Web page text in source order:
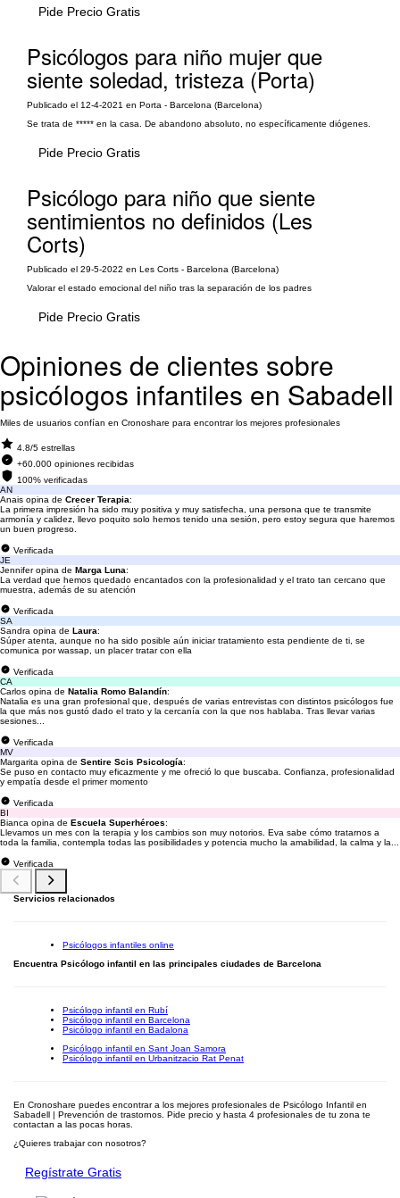
Pide Precio Gratis
Psicólogos para niño mujer que
siente soledad, tristeza (Porta)
Publicado el 12-4-2021 en Porta - Barcelona (Barcelona)
Se trata de ***** en la casa. De abandono absoluto, no específicamente diógenes.
Pide Precio Gratis
Psicólogo para niño que siente
sentimientos no definidos (Les
Corts)
Publicado el 29-5-2022 en Les Corts - Barcelona (Barcelona)
Valorar el estado emocional del niño tras la separación de los padres
Pide Precio Gratis
Opiniones de clientes sobre
psicólogos infantiles en Sabadell
Miles de usuarios confían en Cronoshare para encontrar los mejores profesionales
4.8/5 estrellas
+60.000 opiniones recibidas
100% verificadas
AN
Anais opina de Crecer Terapia:
La primera impresión ha sido muy positiva y muy satisfecha, una persona que te transmite
armonía y calidez, llevo poquito solo hemos tenido una sesión, pero estoy segura que haremos
un buen progreso.
Verificada
JE
Jennifer opina de Marga Luna:
La verdad que hemos quedado encantados con la profesionalidad y el trato tan cercano que
muestra, además de su atención
Verificada
SA
Sandra opina de Laura:
Súper atenta, aunque no ha sido posible aún iniciar tratamiento esta pendiente de ti, se
comunica por wassap, un placer tratar con ella
Verificada
CA
Carlos opina de Natalia Romo Balandín:
Natalia es una gran profesional que, después de varias entrevistas con distintos psicólogos fue
la que más nos gustó dado el trato y la cercanía con la que nos hablaba. Tras llevar varias
sesiones...
Verificada
MV
Margarita opina de Sentire Scis Psicología:
Se puso en contacto muy eficazmente y me ofreció lo que buscaba. Confianza, profesionalidad
y empatía desde el primer momento
Verificada
BI
Bianca opina de Escuela Superhéroes:
Llevamos un mes con la terapia y los cambios son muy notorios. Eva sabe cómo tratarnos a
toda la familia, contempla todas las posibilidades y potencia mucho la amabilidad, la calma y la...
Verificada
Servicios relacionados
Psicólogos infantiles online
Encuentra Psicólogo infantil en las principales ciudades de Barcelona
Psicólogo infantil en Rubí
Psicólogo infantil en Barcelona
Psicólogo infantil en Badalona
Psicólogo infantil en Sant Joan Samora
Psicólogo infantil en Urbanitzacio Rat Penat
En Cronoshare puedes encontrar a los mejores profesionales de Psicólogo Infantil en
Sabadell | Prevención de trastornos. Pide precio y hasta 4 profesionales de tu zona te
contactan a las pocas horas.
¿Quieres trabajar con nosotros?
Regístrate Gratis